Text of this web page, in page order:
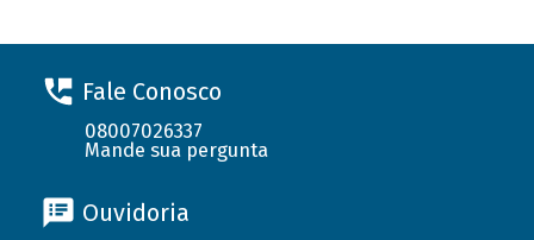
Fale Conosco
08007026337
Mande sua pergunta
Ouvidoria